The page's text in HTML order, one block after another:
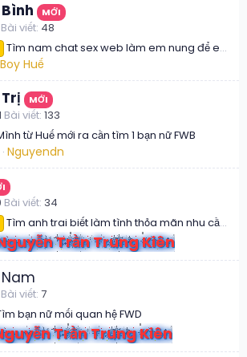
MỚI
Bài viết 48
Tìm nam chat sex web làm em nung để em thudam
Boy Huế
MỚI
Bài viết 133
từ Huế mới ra cần tìm 1 bạn nữ FWB
Nguyendn
Bài viết 34
Tìm anh trai biết làm tình thỏa mãn nhu cầu cho nhau
Trần Trung Kiên
Bài viết 7
bạn nữ mối quan hệ FWD
Trần Trung Kiên